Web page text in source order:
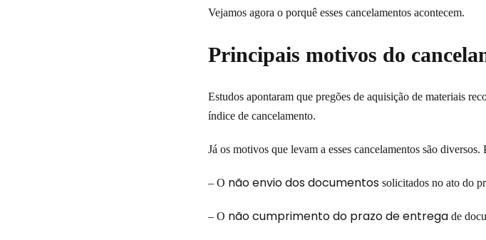
Vejamos agora o porquê esses cancelamentos acontecem.
Principais motivos do
Estudos apontaram que pregões de aquisição de materiais
índice de cancelamento.
Já os motivos que levam a esses cancelamentos são
– O não envio dos documentos solicitados no ato do
– O não cumprimento do prazo de entrega de